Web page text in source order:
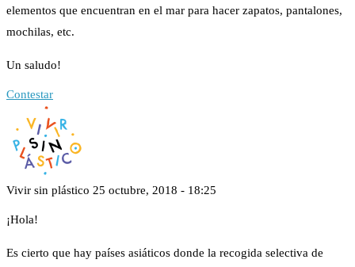
elementos que encuentran en el mar para hacer zapatos, pantalones,
mochilas, etc.
Un saludo!
Contestar
Vivir sin plástico 25 octubre, 2018 - 18:25
¡Hola!
Es cierto que hay países asiáticos donde la recogida selectiva de